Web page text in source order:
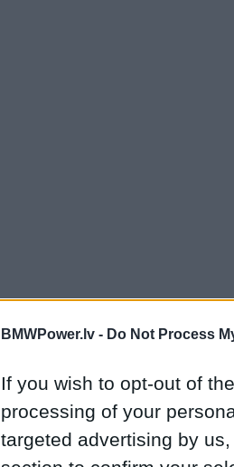
BMWPower.lv - Do Not Process
If you wish to opt-out of
processing of your
targeted advertising by